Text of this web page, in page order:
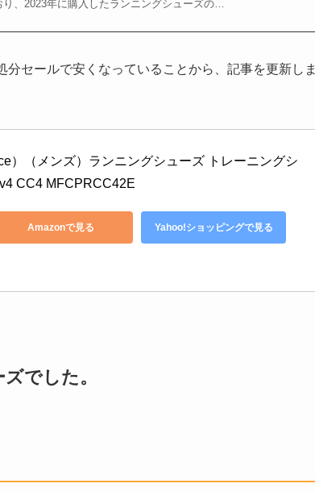
り、2023年に購入したランニングシューズの…
セールで安くなっていることから、記事を更新しま
）（メンズ）ランニングシューズ トレーニングシ
CC4 MFCPRCC42E
Amazonで見る Yahoo!ショッピングで見る
でした。